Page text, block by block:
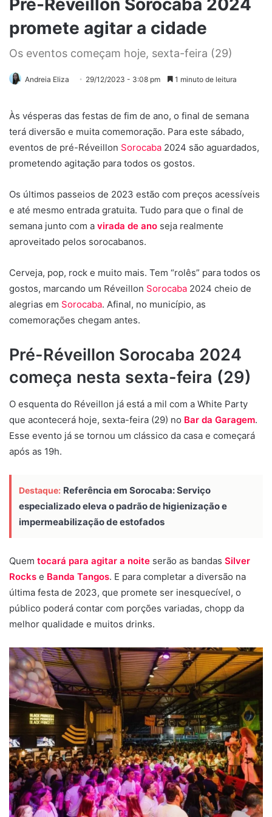
Pré-Réveillon Sorocaba 2024
promete agitar a cidade
Os eventos começam hoje, sexta-feira (29)
Andreia Eliza 29/12/2023 - 3:08 pm 1 minuto de leitura
Às vésperas das festas de fim de ano, o final de semana
terá diversão e muita comemoração. Para este sábado,
eventos de pré-Réveillon Sorocaba 2024 são aguardados,
prometendo agitação para todos os gostos.
Os últimos passeios de 2023 estão com preços acessíveis
e até mesmo entrada gratuita. Tudo para que o final de
semana junto com a virada de ano seja realmente
aproveitado pelos sorocabanos.
Cerveja, pop, rock e muito mais. Tem “rolês” para todos os
gostos, marcando um Réveillon Sorocaba 2024 cheio de
alegrias em Sorocaba. Afinal, no município, as
comemorações chegam antes.
Pré-Réveillon Sorocaba 2024
começa nesta sexta-feira (29)
O esquenta do Réveillon já está a mil com a White Party
que acontecerá hoje, sexta-feira (29) no Bar da Garagem.
Esse evento já se tornou um clássico da casa e começará
após as 19h.
Destaque: Referência em Sorocaba: Serviço
especializado eleva o padrão de higienização e
impermeabilização de estofados
Quem tocará para agitar a noite serão as bandas Silver
Rocks e Banda Tangos. E para completar a diversão na
última festa de 2023, que promete ser inesquecível, o
público poderá contar com porções variadas, chopp da
melhor qualidade e muitos drinks.